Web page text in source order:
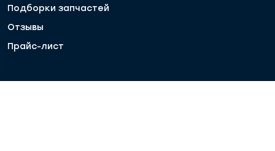
Подборки запчастей
Отзывы
Прайс-лист